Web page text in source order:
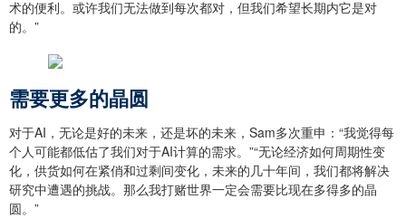
术的便利。或许我们无法做到每次都对，但我们希望长期内它是对
的。”
需要更多的晶圆
对于AI，无论是好的未来，还是坏的未来，Sam多次重申：“我觉得每
个人可能都低估了我们对于AI计算的需求。”“无论经济如何周期性变
化，供货如何在紧俏和过剩间变化，未来的几十年间，我们都将解决
研究中遭遇的挑战。那么我打赌世界一定会需要比现在多得多的晶
圆。”